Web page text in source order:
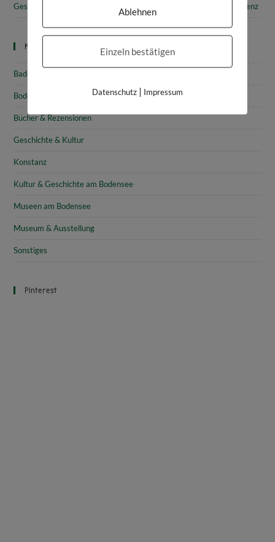
Gesammelte Schätze Vorarlbergs: Das vorarlberg museum in Bregenz
Kategorien
Baden-Württemberg
Bodensee
Bücher & Rezensionen
Geschichte & Kultur
Konstanz
Kultur & Geschichte am Bodensee
Museen am Bodensee
Museum & Ausstellung
Sonstiges
Pinterest
Ablehnen
Einzeln bestätigen
Datenschutz| Impressum